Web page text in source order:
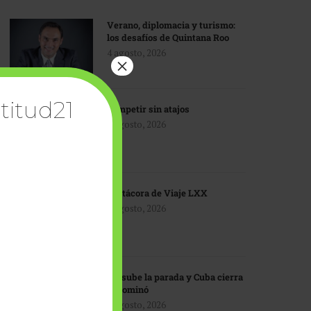
Verano, diplomacia y turismo:
los desafíos de Quintana Roo
4 agosto, 2026
Competir sin atajos
4 agosto, 2026
Bitácora de Viaje LXX
3 agosto, 2026
EU sube la parada y Cuba cierra
el dominó
3 agosto, 2026
×